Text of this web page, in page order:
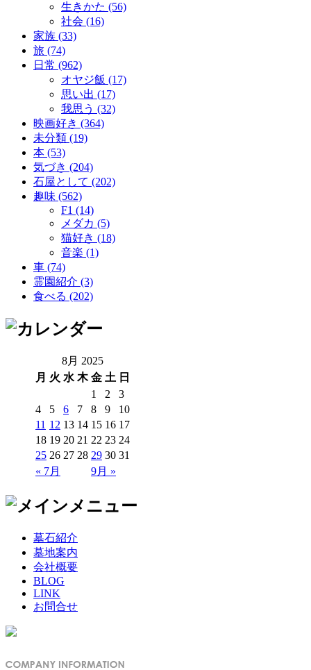
生きかた (56)
社会 (16)
家族 (33)
旅 (74)
日常 (962)
オヤジ飯 (17)
思い出 (17)
我思う (32)
映画好き (364)
未分類 (19)
本 (53)
気づき (204)
石屋として (202)
趣味 (562)
F1 (14)
メダカ (5)
猫好き (18)
音楽 (1)
車 (74)
霊園紹介 (3)
食べる (202)
8月 2025
月 火 水 木 金 土 日
« 7月 9月 »
1 2
3
4
5 6 7 8 9
10
11 12 13 14 15 16 17
18 19 20 21 22 23 24
25 26 27 28 29 30 31
墓石紹介
墓地案内
会社概要
BLOG
LINK
お問合せ